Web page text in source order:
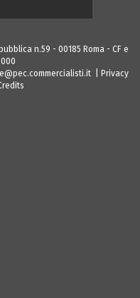
n.59 - 00185 Roma - CF e
|
Privacy